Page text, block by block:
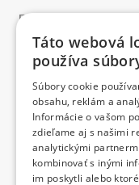
Referencie
O nás
Blog
Kontakt
Produkty
Prispeli sme
Ponuka práce
Kontakt
Táto webová
používa
Súbory cookie
obsahu, reklám a
Informácie o vašom
zdieľame aj s našimi
analytickými
kombinovať s inými
im poskytli alebo